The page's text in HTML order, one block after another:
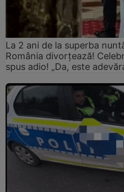
La 2 ani de la superba
România divorțează!
spus adio! „Da, este